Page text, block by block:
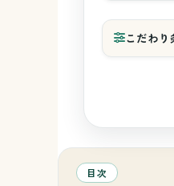
チェック
こだわり
レストラ
目次